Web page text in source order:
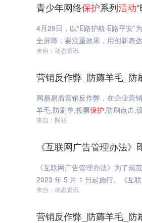
青少年网络保护系列活动
4月29日，以“E路护航·E路平安”
全屏障；要注重效果，用创新表
来自：动态资讯
营销反作弊_防薅羊毛_防
网易易盾营销反作弊，在企业营销
羊毛,防刷单,投票保护,防刷点击,
来自：网站
《互联网广告管理办法
《互联网广告管理办法》为了规
2023 年 5 月 1 日起施行。《互
来自：动态资讯
营销反作弊_防薅羊毛_防